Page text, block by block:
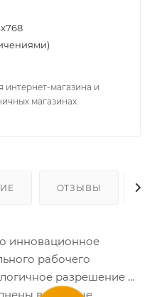
интернет-магазина и
магазинах
ОТЗЫВЫ
инновационное
рабочего
разрешение и
в дизайне,